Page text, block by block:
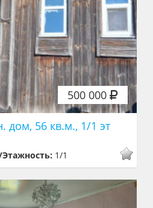
500 000
дом, 56 кв.м., 1/1 эт
1/1